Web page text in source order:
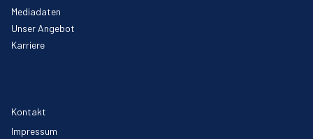
Mediadaten
Unser Angebot
Karriere
Kontakt
Impressum